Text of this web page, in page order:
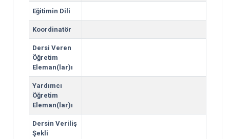
Eğitimin Dili
Koordinatör
Dersi Veren
Öğretim
Eleman(lar)ı
Yardımcı
Öğretim
Eleman(lar)ı
Dersin Veriliş
Şekli